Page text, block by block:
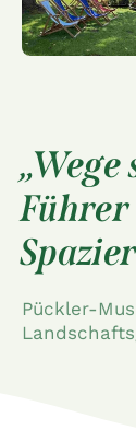
Wege
Führer
Pückler-